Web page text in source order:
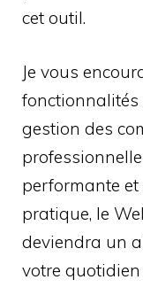
cet outil.
Je vous
fonctionnalités
gestion des
performante et
pratique, le
deviendra un
votre